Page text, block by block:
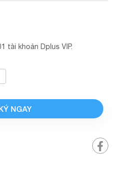
tài khoản Dplus VIP.
NGAY